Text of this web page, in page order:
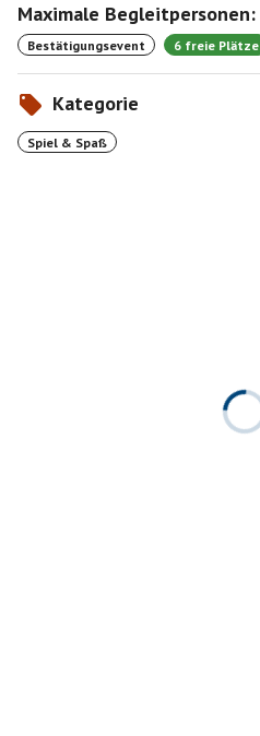
Maximale Begleitpersonen:
Bestätigungsevent 6 freie Plätze
Kategorie
Spiel & Spaß